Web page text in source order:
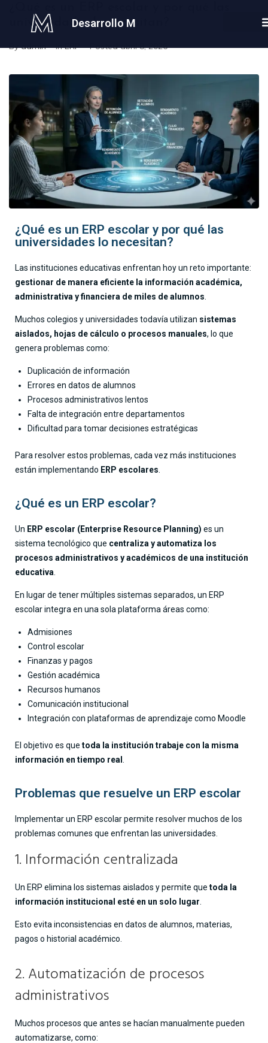
Desarrollo M
universidades lo necesitan?
Byadmin InERP Postedabril 8, 2026
¿Qué es un ERP escolar y por qué las
universidades lo necesitan?
Las instituciones educativas enfrentan hoy un reto importante:
gestionar de manera eficiente la información académica,
administrativa y financiera de miles de alumnos
Muchos colegios y universidades todavía utilizan sistemas
aislados, hojas de cálculo o procesos manuales, lo que
genera problemas como:
Duplicación de información
Errores en datos de alumnos
Procesos administrativos lentos
Falta de integración entre departamentos
Dificultad para tomar decisiones estratégicas
Para resolver estos problemas, cada vez más instituciones
están implementando ERP escolares
¿Qué es un ERP escolar?
Un ERP escolar (Enterprise Resource Planning) es un
sistema tecnológico que centraliza y automatiza los
procesos administrativos y académicos de una institución
educativa
En lugar de tener múltiples sistemas separados, un ERP
escolar integra en una sola plataforma áreas como:
Admisiones
Control escolar
Finanzas y pagos
Gestión académica
Recursos humanos
Comunicación institucional
Integración con plataformas de aprendizaje como Moodle
El objetivo es que toda la institución trabaje con la misma
información en tiempo real
Problemas que resuelve un ERP escolar
Implementar un ERP escolar permite resolver muchos de los
problemas comunes que enfrentan las universidades.
1. Información centralizada
Un ERP elimina los sistemas aislados y permite que toda la
información institucional esté en un solo lugar
Esto evita inconsistencias en datos de alumnos, materias,
pagos o historial académico.
2. Automatización de procesos
administrativos
Muchos procesos que antes se hacían manualmente pueden
automatizarse, como: